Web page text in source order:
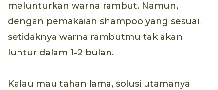
melunturkan warna rambut. Namun,
dengan pemakaian shampoo yang sesuai,
setidaknya warna rambutmu tak akan
luntur dalam 1-2 bulan.
Kalau mau tahan lama, solusi utamanya